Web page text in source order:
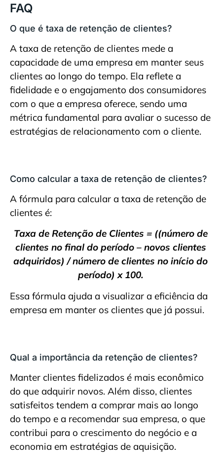
FAQ
O que é taxa de retenção de clientes?
A taxa de retenção de clientes mede a
capacidade de uma empresa em manter seus
clientes ao longo do tempo. Ela reflete a
fidelidade e o engajamento dos consumidores
com o que a empresa oferece, sendo uma
métrica fundamental para avaliar o sucesso de
estratégias de relacionamento com o cliente.
Como calcular a taxa de retenção de clientes?
A fórmula para calcular a taxa de retenção de
clientes é:
Taxa de Retenção de Clientes = ((número de
clientes no final do período – novos clientes
adquiridos) / número de clientes no início do
período) x 100.
Essa fórmula ajuda a visualizar a eficiência da
empresa em manter os clientes que já possui.
Qual a importância da retenção de clientes?
Manter clientes fidelizados é mais econômico
do que adquirir novos. Além disso, clientes
satisfeitos tendem a comprar mais ao longo
do tempo e a recomendar sua empresa, o que
contribui para o crescimento do negócio e a
economia em estratégias de aquisição.